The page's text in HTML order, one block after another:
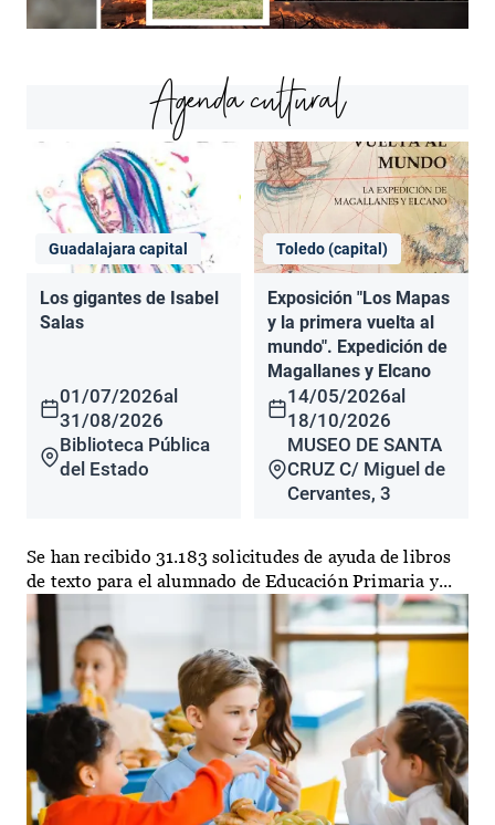
Agenda cultural
Guadalajara capital
Los gigantes de Isabel
Salas
01/07/2026al
31/08/2026
Biblioteca Pública
del Estado
Toledo (capital)
Exposición "Los Mapas
y la primera vuelta al
mundo". Expedición de
Magallanes y Elcano
14/05/2026al
18/10/2026
MUSEO DE SANTA
CRUZ C/ Miguel de
Cervantes, 3
Se han recibido 31.183 solicitudes de ayuda de libros
de texto para el alumnado de Educación Primaria y...